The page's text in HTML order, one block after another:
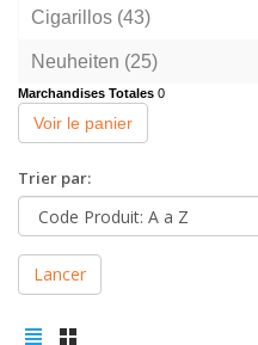
Cigarillos (43)
Neuheiten (25)
Marchandises Totales 0
Voir le panier
Trier par:
Lancer